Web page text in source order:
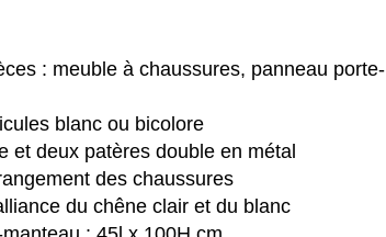
: meuble à chaussures, panneau porte-
blanc ou bicolore
et deux patères double en métal
des chaussures
du chêne clair et du blanc